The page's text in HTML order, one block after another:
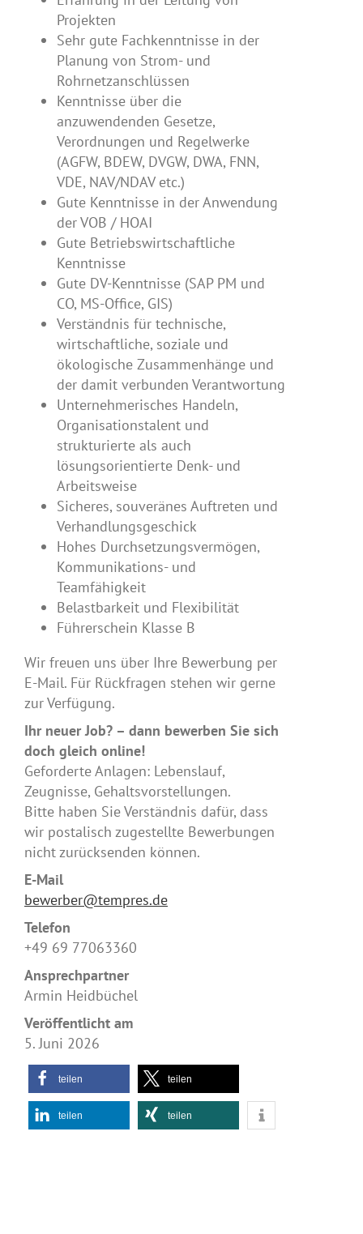
Projekten
Sehr gute Fachkenntnisse in der
Planung von Strom- und
Rohrnetzanschlüssen
Kenntnisse über die
anzuwendenden Gesetze,
Verordnungen und Regelwerke
(AGFW, BDEW, DVGW, DWA, FNN,
VDE, NAV/NDAV etc.)
Gute Kenntnisse in der Anwendung
der VOB / HOAI
Gute Betriebswirtschaftliche
Kenntnisse
Gute DV-Kenntnisse (SAP PM und
CO, MS-Office, GIS)
Verständnis für technische,
wirtschaftliche, soziale und
ökologische Zusammenhänge und
der damit verbunden Verantwortung
Unternehmerisches Handeln,
Organisationstalent und
strukturierte als auch
lösungsorientierte Denk- und
Arbeitsweise
Sicheres, souveränes Auftreten und
Verhandlungsgeschick
Hohes Durchsetzungsvermögen,
Kommunikations- und
Teamfähigkeit
Belastbarkeit und Flexibilität
Führerschein Klasse B
Wir freuen uns über Ihre Bewerbung per
E-Mail. Für Rückfragen stehen wir gerne
zur Verfügung.
Ihr neuer Job? – dann bewerben Sie sich
doch gleich online!
Geforderte Anlagen: Lebenslauf,
Zeugnisse, Gehaltsvorstellungen.
Bitte haben Sie Verständnis dafür, dass
wir postalisch zugestellte Bewerbungen
nicht zurücksenden können.
E-Mail
bewerber@tempres.de
Telefon
+49 69 77063360
Ansprechpartner
Armin Heidbüchel
Veröffentlicht am
5. Juni 2026
teilen teilen
teilen teilen